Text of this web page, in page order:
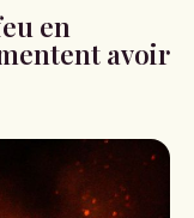
en
avoir